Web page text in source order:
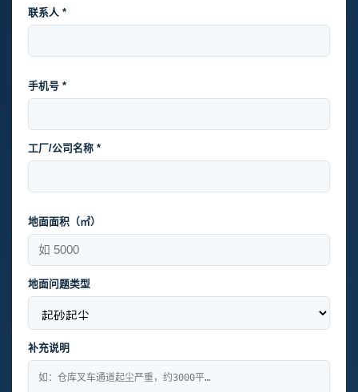
联系人 *
手机号 *
工厂/公司名称 *
地面面积（㎡）
地面问题类型
补充说明